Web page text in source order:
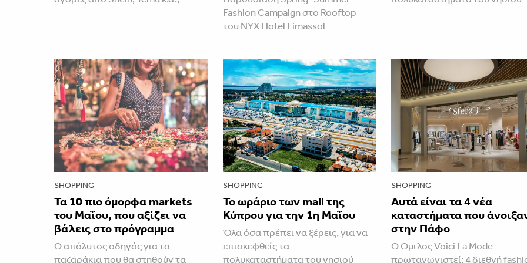
Fashion Campaign στο Rooftop
του NYX Hotel Limassol
SHOPPING
Τα 10 πιο όμορφα markets
του Μαΐου, που αξίζει να
βάλεις στο πρόγραμμα
Ο απόλυτος οδηγός για τα
παζαράκια που θα στηθούν τα
SHOPPING
Το ωράριο των mall της
Κύπρου για την 1η Μαΐου
Όλα όσα πρέπει να ξέρεις, για να
επισκεφθείς τα
πολυκαταστήματα του νησιού
SHOPPING
Αυτά είναι τα 4 νέα
καταστήματα που
στην Πάφο
Ο Όμιλος Voici La Mode
πρωταγωνιστεί: 4 διεθνή